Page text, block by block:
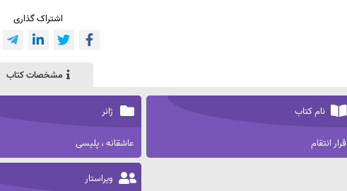
اشتراک گذاری
مشخصات کتاب
نام کتاب
قرار انتقام
ژانر
عاشقانه ، پلیسی
ویراستار